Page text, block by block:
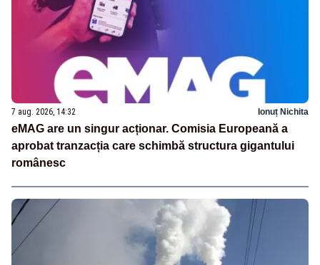
7 aug. 2026, 14:32 Ionuț Nichita
eMAG are un singur acționar. Comisia Europeană a
aprobat tranzacția care schimbă structura gigantului
românesc